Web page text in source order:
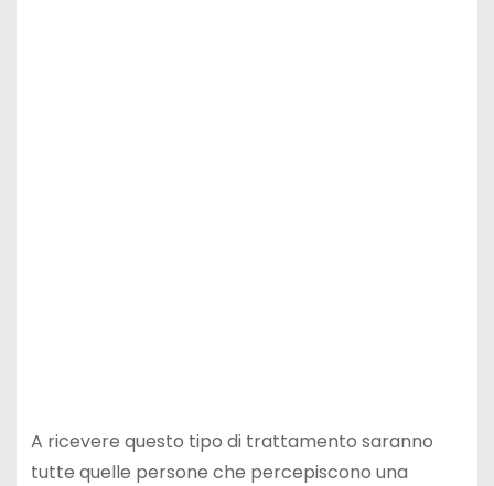
A ricevere questo tipo di trattamento saranno
tutte quelle persone che percepiscono una